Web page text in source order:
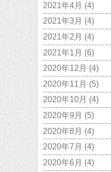
2021年4月 (4)
2021年3月 (4)
2021年2月 (4)
2021年1月 (6)
2020年12月 (4)
2020年11月 (5)
2020年10月 (4)
2020年9月 (5)
2020年8月 (4)
2020年7月 (4)
2020年6月 (4)